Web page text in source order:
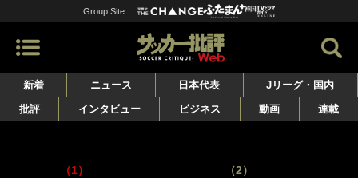
Group Site
新着 ニュース 日本代表
Jリーグ・国内
批評
インタビュー ビジネス 動画 連載
（1） （2）